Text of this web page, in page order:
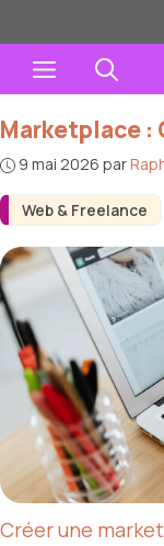
au
contenuMenu
Web & Freelance
Marketplace :
9 mai 2026 par
Créer une